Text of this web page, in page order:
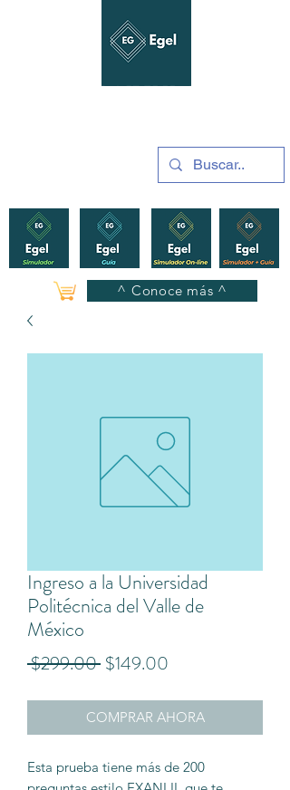
GUÍAS Y SIMULADORES
^ Conoce más ^
Ingreso a la Universidad
Politécnica del Valle de
México
$299.00 Precio
$149.00
oferta
COMPRAR AHORA
Esta prueba tiene más de 200